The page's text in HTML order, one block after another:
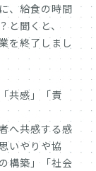
、給食の時間
と聞くと、
を終了しまし
共感」「責
へ共感する感
いやりや協
構築」「社会